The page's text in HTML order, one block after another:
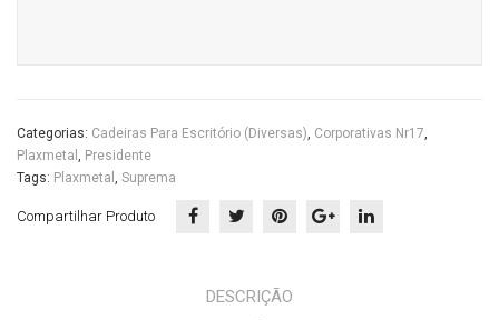
Categorias: Cadeiras Para Escritório (diversas), Corporativas Nr17,
Plaxmetal , Presidente
Tags: Plaxmetal , Suprema
Compartilhar Produto
DESCRIÇÃO